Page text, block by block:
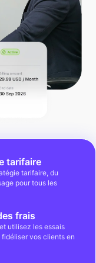
tarifaire
tarifaire, du
pour tous les
frais
utilisez les essais
vos clients en